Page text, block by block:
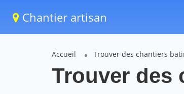
Chantier artisan
Accueil Trouver des chantiers
Trouver des